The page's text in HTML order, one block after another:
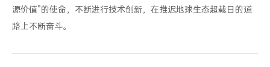
源价值”的使命，不断进行技术创新，在推迟地球生态超载日的道
路上不断奋斗。